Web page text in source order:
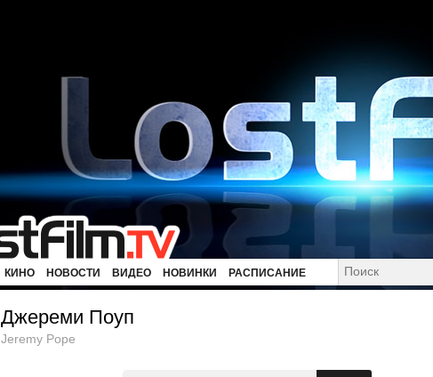
КИНО НОВОСТИ ВИДЕО НОВИНКИ РАСПИСАНИЕ
Джереми Поуп
Jeremy Pope